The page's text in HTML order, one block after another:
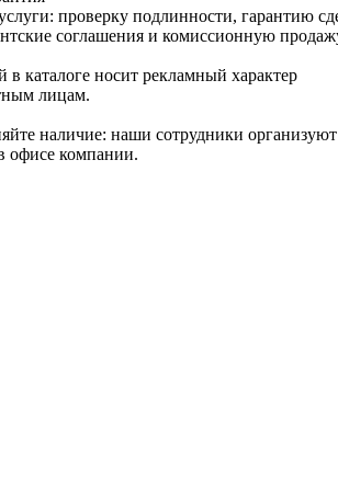
проверку подлинности, гарантию
соглашения и комиссионную
в каталоге носит рекламный характер
лицам.
наличие: наши сотрудники организуют
офисе компании.